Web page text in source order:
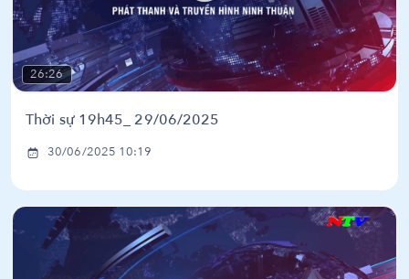
26:26
Thời sự 19h45_ 29/06/2025
30/06/2025 10:19